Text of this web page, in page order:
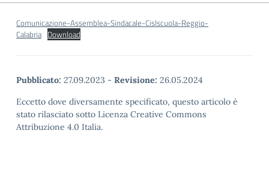
Comunicazione-Assemblea-Sindacale-Cislscuola-Reggio-
Calabria Download
Pubblicato: 27.09.2023 - Revisione: 26.05.2024
Eccetto dove diversamente specificato, questo articolo è
stato rilasciato sotto Licenza Creative Commons
Attribuzione 4.0 Italia.